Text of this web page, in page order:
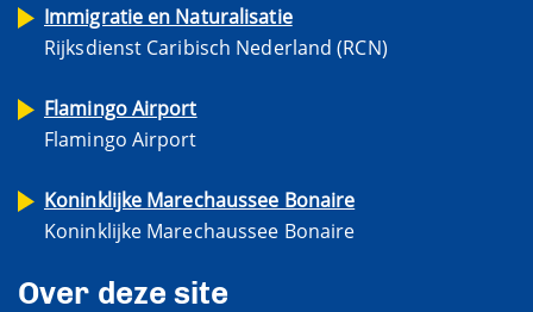
Immigratie en Naturalisatie
Rijksdienst Caribisch Nederland (RCN)
Flamingo Airport
Flamingo Airport
Koninklijke Marechaussee Bonaire
Koninklijke Marechaussee Bonaire
Over deze site